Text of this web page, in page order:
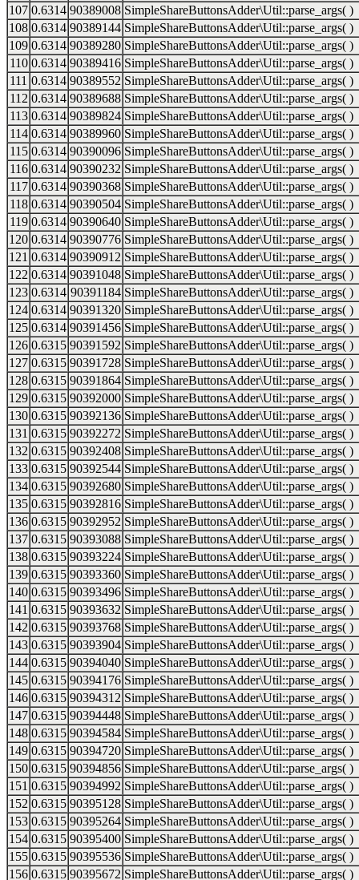
107 0.6314 90389008 SimpleShareButtonsAdder\Util::parse_args( )
108 0.6314 90389144 SimpleShareButtonsAdder\Util::parse_args( )
109 0.6314 90389280 SimpleShareButtonsAdder\Util::parse_args( )
110 0.6314 90389416 SimpleShareButtonsAdder\Util::parse_args( )
111 0.6314 90389552 SimpleShareButtonsAdder\Util::parse_args( )
112 0.6314 90389688 SimpleShareButtonsAdder\Util::parse_args( )
113 0.6314 90389824 SimpleShareButtonsAdder\Util::parse_args( )
114 0.6314 90389960 SimpleShareButtonsAdder\Util::parse_args( )
115 0.6314 90390096 SimpleShareButtonsAdder\Util::parse_args( )
116 0.6314 90390232 SimpleShareButtonsAdder\Util::parse_args( )
117 0.6314 90390368 SimpleShareButtonsAdder\Util::parse_args( )
118 0.6314 90390504 SimpleShareButtonsAdder\Util::parse_args( )
119 0.6314 90390640 SimpleShareButtonsAdder\Util::parse_args( )
120 0.6314 90390776 SimpleShareButtonsAdder\Util::parse_args( )
121 0.6314 90390912 SimpleShareButtonsAdder\Util::parse_args( )
122 0.6314 90391048 SimpleShareButtonsAdder\Util::parse_args( )
123 0.6314 90391184 SimpleShareButtonsAdder\Util::parse_args( )
124 0.6314 90391320 SimpleShareButtonsAdder\Util::parse_args( )
125 0.6314 90391456 SimpleShareButtonsAdder\Util::parse_args( )
126 0.6315 90391592 SimpleShareButtonsAdder\Util::parse_args( )
127 0.6315 90391728 SimpleShareButtonsAdder\Util::parse_args( )
128 0.6315 90391864 SimpleShareButtonsAdder\Util::parse_args( )
129 0.6315 90392000 SimpleShareButtonsAdder\Util::parse_args( )
130 0.6315 90392136 SimpleShareButtonsAdder\Util::parse_args( )
131 0.6315 90392272 SimpleShareButtonsAdder\Util::parse_args( )
132 0.6315 90392408 SimpleShareButtonsAdder\Util::parse_args( )
133 0.6315 90392544 SimpleShareButtonsAdder\Util::parse_args( )
134 0.6315 90392680 SimpleShareButtonsAdder\Util::parse_args( )
135 0.6315 90392816 SimpleShareButtonsAdder\Util::parse_args( )
136 0.6315 90392952 SimpleShareButtonsAdder\Util::parse_args( )
137 0.6315 90393088 SimpleShareButtonsAdder\Util::parse_args( )
138 0.6315 90393224 SimpleShareButtonsAdder\Util::parse_args( )
139 0.6315 90393360 SimpleShareButtonsAdder\Util::parse_args( )
140 0.6315 90393496 SimpleShareButtonsAdder\Util::parse_args( )
141 0.6315 90393632 SimpleShareButtonsAdder\Util::parse_args( )
142 0.6315 90393768 SimpleShareButtonsAdder\Util::parse_args( )
143 0.6315 90393904 SimpleShareButtonsAdder\Util::parse_args( )
144 0.6315 90394040 SimpleShareButtonsAdder\Util::parse_args( )
145 0.6315 90394176 SimpleShareButtonsAdder\Util::parse_args( )
146 0.6315 90394312 SimpleShareButtonsAdder\Util::parse_args( )
147 0.6315 90394448 SimpleShareButtonsAdder\Util::parse_args( )
148 0.6315 90394584 SimpleShareButtonsAdder\Util::parse_args( )
149 0.6315 90394720 SimpleShareButtonsAdder\Util::parse_args( )
150 0.6315 90394856 SimpleShareButtonsAdder\Util::parse_args( )
151 0.6315 90394992 SimpleShareButtonsAdder\Util::parse_args( )
152 0.6315 90395128 SimpleShareButtonsAdder\Util::parse_args( )
153 0.6315 90395264 SimpleShareButtonsAdder\Util::parse_args( )
154 0.6315 90395400 SimpleShareButtonsAdder\Util::parse_args( )
155 0.6315 90395536 SimpleShareButtonsAdder\Util::parse_args( )
156 0.6315 90395672 SimpleShareButtonsAdder\Util::parse_args( )